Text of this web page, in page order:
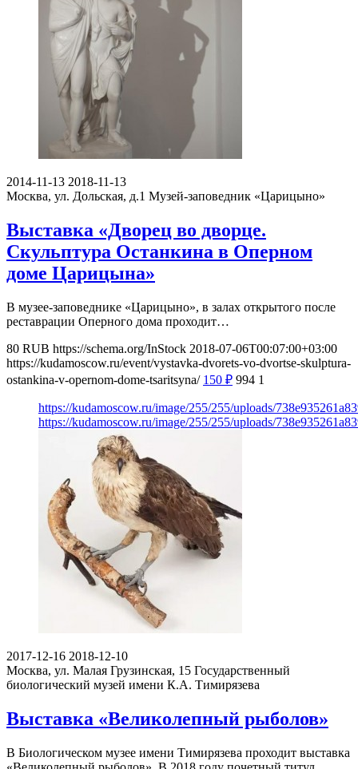
2014-11-13 2018-11-13
Москва, ул. Дольская, д.1 Музей-заповедник «Царицыно»
Выставка «Дворец во дворце.
Скульптура Останкина в Оперном
доме Царицына»
В музее-заповеднике «Царицыно», в залах открытого после
реставрации Оперного дома проходит…
80 RUB https://schema.org/InStock 2018-07-06T00:07:00+03:00
https://kudamoscow.ru/event/vystavka-dvorets-vo-dvortse-skulptura-
ostankina-v-opernom-dome-tsaritsyna/ 150 ₽ 994 1
https://kudamoscow.ru/image/255/255/uploads/
https://kudamoscow.ru/image/255/255/uploads/
2017-12-16 2018-12-10
Москва, ул. Малая Грузинская, 15 Государственный
биологический музей имени К.А. Тимирязева
Выставка «Великолепный рыболов»
В Биологическом музее имени Тимирязева проходит выставка